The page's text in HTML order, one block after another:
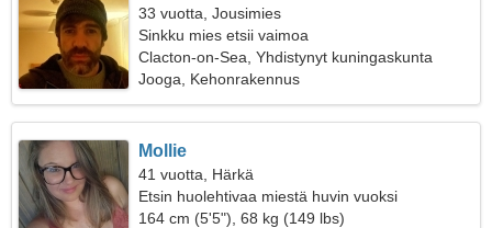
33 vuotta, Jousimies
Sinkku mies etsii vaimoa
Clacton-on-Sea, Yhdistynyt kuningaskunta
Jooga, Kehonrakennus
Mollie
41 vuotta, Härkä
Etsin huolehtivaa miestä huvin vuoksi
164 cm (5'5"), 68 kg (149 lbs)